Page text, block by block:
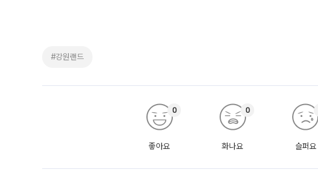
#강원랜드
좋아요
0
화나요
0
슬퍼요